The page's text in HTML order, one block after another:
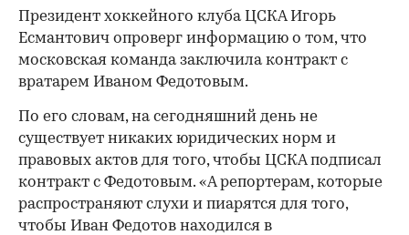
Президент хоккейного клуба ЦСКА Игорь
Есмантович опроверг информацию о том, что
московская команда заключила контракт с
вратарем Иваном Федотовым.
По его словам, на сегодняшний день не
существует никаких юридических норм и
правовых актов для того, чтобы ЦСКА подписал
контракт с Федотовым. «А репортерам, которые
распространяют слухи и пиарятся для того,
чтобы Иван Федотов находился в